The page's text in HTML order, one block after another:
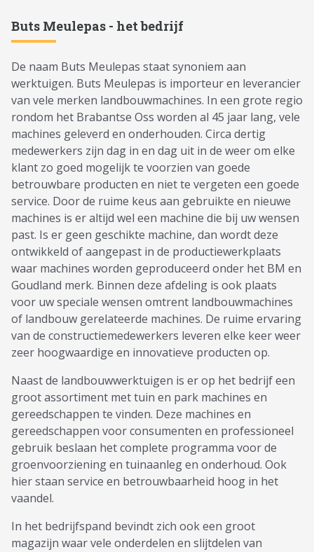
Buts Meulepas - het bedrijf
De naam Buts Meulepas staat synoniem aan
werktuigen. Buts Meulepas is importeur en leverancier
van vele merken landbouwmachines. In een grote regio
rondom het Brabantse Oss worden al 45 jaar lang, vele
machines geleverd en onderhouden. Circa dertig
medewerkers zijn dag in en dag uit in de weer om elke
klant zo goed mogelijk te voorzien van goede
betrouwbare producten en niet te vergeten een goede
service. Door de ruime keus aan gebruikte en nieuwe
machines is er altijd wel een machine die bij uw wensen
past. Is er geen geschikte machine, dan wordt deze
ontwikkeld of aangepast in de productiewerkplaats
waar machines worden geproduceerd onder het BM en
Goudland merk. Binnen deze afdeling is ook plaats
voor uw speciale wensen omtrent landbouwmachines
of landbouw gerelateerde machines. De ruime ervaring
van de constructiemedewerkers leveren elke keer weer
zeer hoogwaardige en innovatieve producten op.
Naast de landbouwwerktuigen is er op het bedrijf een
groot assortiment met tuin en park machines en
gereedschappen te vinden. Deze machines en
gereedschappen voor consumenten en professioneel
gebruik beslaan het complete programma voor de
groenvoorziening en tuinaanleg en onderhoud. Ook
hier staan service en betrouwbaarheid hoog in het
vaandel.
In het bedrijfspand bevindt zich ook een groot
magazijn waar vele onderdelen en slijtdelen van